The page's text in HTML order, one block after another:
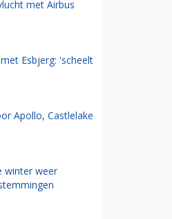
met Airbus
Esbjerg: 'scheelt
Apollo, Castlelake
winter weer